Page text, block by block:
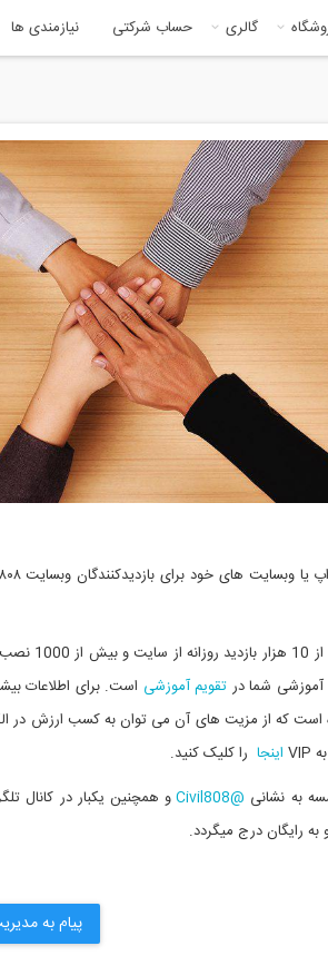
گالری حساب شرکتی نیازمندی ها
با بیش از 10 هزار
آموزشی شما در تقویم آموزشی است. برای اطلاعات
استکه از مزیت های آن می توان به کسب ارزش در
VIP اینجا را کلیک کنید.
@Civil808
و همچنین یکبار در کانال
رایگان درج میگردد.
پیام به